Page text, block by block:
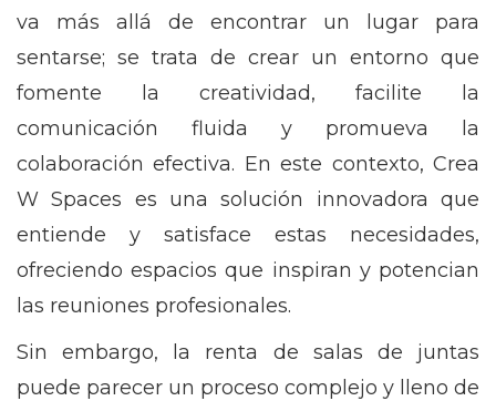
va más allá de encontrar un lugar para
sentarse; se trata de crear un entorno que
fomente la creatividad, facilite la
comunicación fluida y promueva la
colaboración efectiva. En este contexto, Crea
W Spaces es una solución innovadora que
entiende y satisface estas necesidades,
ofreciendo espacios que inspiran y potencian
las reuniones profesionales.
Sin embargo, la renta de salas de juntas
puede parecer un proceso complejo y lleno de